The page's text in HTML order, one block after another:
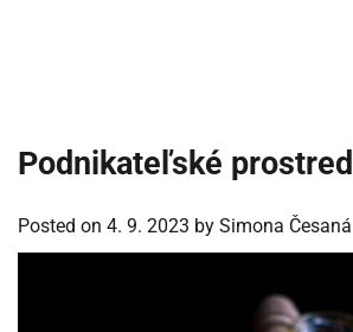
Podnikateľské
Posted on 4. 9. 2023 by Simona Česaná